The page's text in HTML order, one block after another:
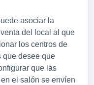
asociar la
del local al que
los centros de
que desee que
que las
el salón se envíen